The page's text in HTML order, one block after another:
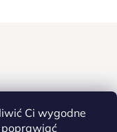
Ci wygodne